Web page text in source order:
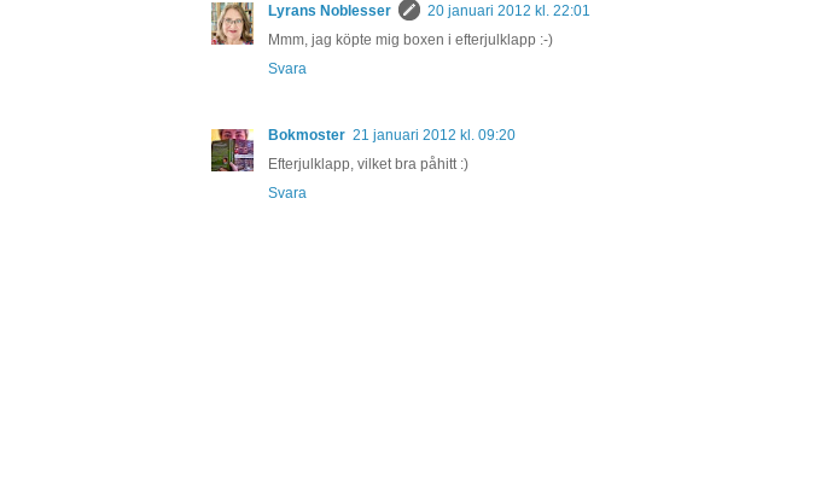
Lyrans Noblesser
20 januari 2012 kl. 22:01
Mmm, jag köpte mig boxen i efterjulklapp :-)
Svara
Bokmoster 21 januari 2012 kl. 09:20
Efterjulklapp, vilket bra påhitt :)
Svara